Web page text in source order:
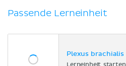
Passende Lerneinheit
Plexus brachialis